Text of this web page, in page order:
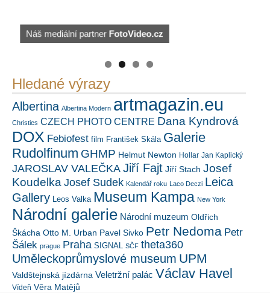
https://kuula.co/profile/PetrSalek/collections
PetrSalek.com
Hledané výrazy
Albertina Albertina Modern artmagazin.eu
Christies CZECH PHOTO CENTRE Dana Kyndrová
DOX Febiofest film František Skála Galerie
Rudolfinum GHMP Helmut Newton Hollar Jan Kaplický
JAROSLAV VALEČKA Jiří Fajt Jiří Stach Josef
Koudelka Josef Sudek Kalendář roku Laco Deczi Leica
Gallery Leos Valka Museum Kampa New York
Národní galerie Národní muzeum Oldřich
Škácha Otto M. Urban Pavel Sivko Petr Nedoma Petr
Šálek prague Praha SIGNAL SČF theta360
Uměleckoprůmyslové museum UPM
Valdštejnská jízdárna Veletržní palác Václav Havel
Vídeň Věra Matějů